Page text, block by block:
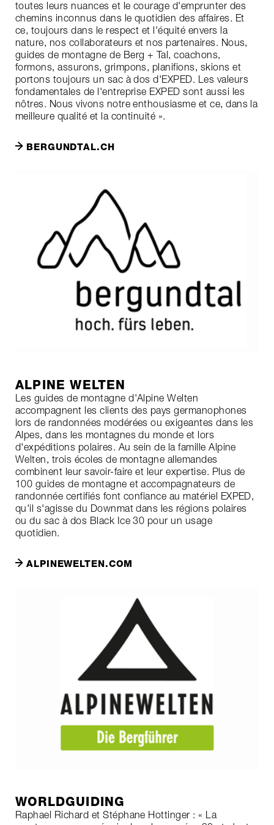
toutes leurs nuances et le courage d'emprunter des
chemins inconnus dans le quotidien des affaires. Et
ce, toujours dans le respect et l'équité envers la
nature, nos collaborateurs et nos partenaires. Nous,
guides de montagne de Berg + Tal, coachons,
formons, assurons, grimpons, planifions, skions et
portons toujours un sac à dos d'EXPED. Les valeurs
fondamentales de l'entreprise EXPED sont aussi les
nôtres. Nous vivons notre enthousiasme et ce, dans la
meilleure qualité et la continuité ».
BERGUNDTAL.CH
ALPINE WELTEN
Les guides de montagne d'Alpine Welten
accompagnent les clients des pays germanophones
lors de randonnées modérées ou exigeantes dans les
Alpes, dans les montagnes du monde et lors
d'expéditions polaires. Au sein de la famille Alpine
Welten, trois écoles de montagne allemandes
combinent leur savoir-faire et leur expertise. Plus de
100 guides de montagne et accompagnateurs de
randonnée certifiés font confiance au matériel EXPED,
qu'il s'agisse du Downmat dans les régions polaires
ou du sac à dos Black Ice 30 pour un usage
quotidien.
ALPINEWELTEN.COM
WORLDGUIDING
Raphael Richard et Stéphane Hottinger : « La